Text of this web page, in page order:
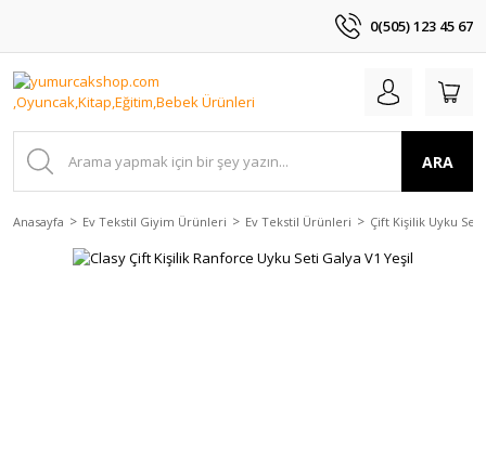
0(505) 123 45 67
ARA
Anasayfa Ev Tekstil Giyim Ürünleri Ev Tekstil Ürünleri Çift Kişilik Uyku Seti